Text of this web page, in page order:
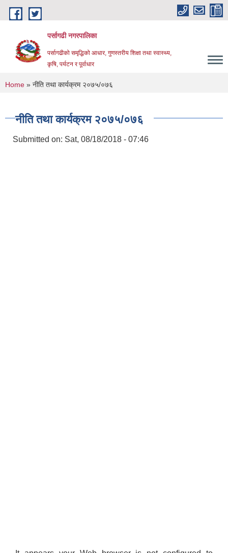
Skip to main content
पर्सागढी नगरपालिका
पर्सागढीको समृद्धिको आधार, गुणस्तरीय शिक्षा तथा स्वास्थ्य,
कृषि, पर्यटन र पूर्वाधार
You are here
Home » नीति तथा कार्यक्रम २०७५/०७६
नीति तथा कार्यक्रम २०७५/०७६
Submitted on: Sat, 08/18/2018 - 07:46